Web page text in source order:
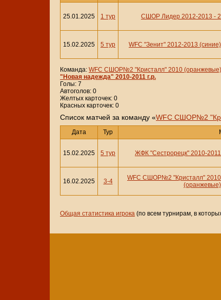
25.01.2025 1 тур СШОР Лидер 2012-2013 - 2
15.02.2025 5 тур WFC "Зенит" 2012-2013 (синие)
Команда: WFC СШОР№2 "Кристалл" 2010 (оранжевые)
"Новая надежда" 2010-2011 г.р.
Голы: 7
Автоголов: 0
Желтых карточек: 0
Красных карточек: 0
Cписок матчей за команду «WFC СШОР№2
Дата Тур
15.02.2025 5 тур ЖФК "Сестрорецк" 2010-2011
16.02.2025 3-4
WFC СШОР№2 "Кристалл" 2010
(оранжевые)
Общая статистика игрока (по всем турнирам, в